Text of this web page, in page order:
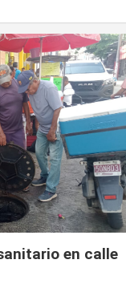
en calle